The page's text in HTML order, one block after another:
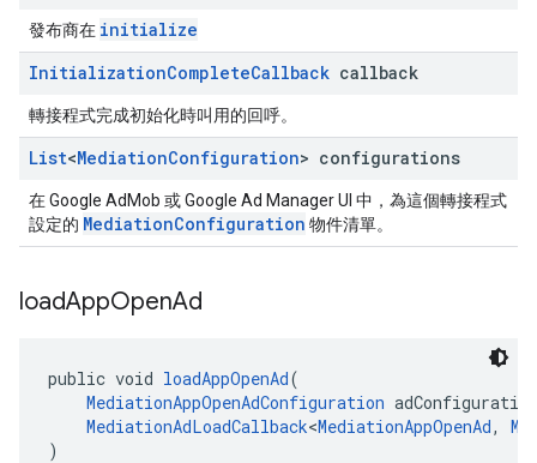
發布商在 initialize
InitializationCompleteCallback callback
轉接程式完成初始化時叫用的回呼。
List<MediationConfiguration> configurations
在 Google AdMob 或 Google Ad Manager UI 中，為這個轉接程式
設定的 MediationConfiguration 物件清單。
loadAppOpenAd
public void loadAppOpenAd(
MediationAppOpenAdConfiguration
MediationAdLoadCallback<MediationAppOpenAd,
)